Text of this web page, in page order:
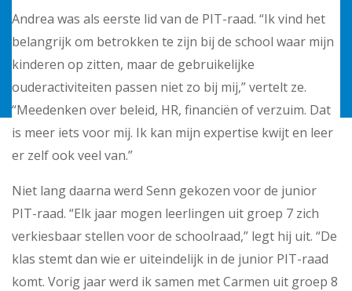
Andrea was als eerste lid van de PIT-raad. “Ik vind het
belangrijk om betrokken te zijn bij de school waar mijn
kinderen op zitten, maar de gebruikelijke
ouderactiviteiten passen niet zo bij mij,” vertelt ze.
“Meedenken over beleid, HR, financiën of verzuim. Dat
is meer iets voor mij. Ik kan mijn expertise kwijt en leer
er zelf ook veel van.”
Niet lang daarna werd Senn gekozen voor de junior
PIT-raad. “Elk jaar mogen leerlingen uit groep 7 zich
verkiesbaar stellen voor de schoolraad,” legt hij uit. “De
klas stemt dan wie er uiteindelijk in de junior PIT-raad
komt. Vorig jaar werd ik samen met Carmen uit groep 8